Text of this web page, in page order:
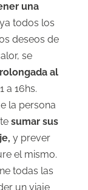
una
todos los
deseos de
se
al
a 16hs.
la persona
sumar sus
y prever
el mismo.
todas las
un viaje